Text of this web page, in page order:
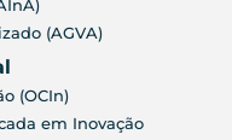
(AGVA)
(OCIn)
em Inovação